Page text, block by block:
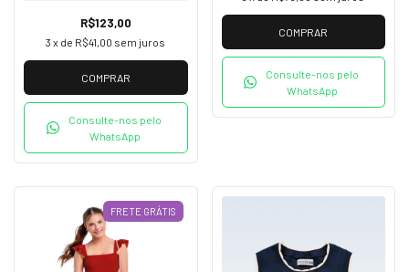
R$123,00
3 x de R$41,00 sem juros
COMPRAR
Consulte-nos pelo
WhatsApp
COMPRAR
Consulte-nos pelo
WhatsApp
FRETE GRÁTIS